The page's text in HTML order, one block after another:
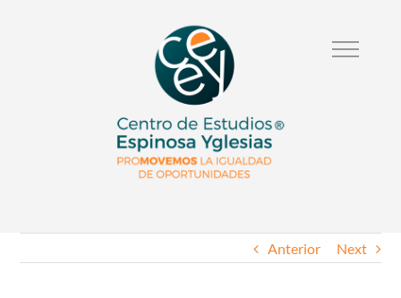
Anterior Next